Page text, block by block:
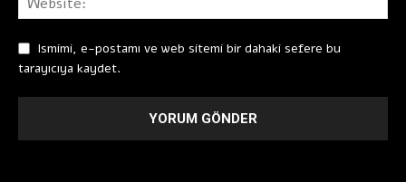
Ismimi, e-postamı ve web sitemi bir dahaki sefere bu
tarayıcıya kaydet.